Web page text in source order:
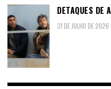
DETAQUES DE
31 DE JULHO DE 2026